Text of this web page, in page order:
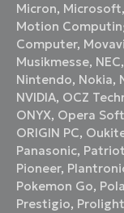
Micron, Microsoft,
Motion
Computer, Movavi
Musikmesse, NEC,
Nintendo, Nokia,
NVIDIA, OCZ
ONYX, Opera
ORIGIN PC,
Panasonic,
Pioneer,
Pokemon Go,
Prestigio,